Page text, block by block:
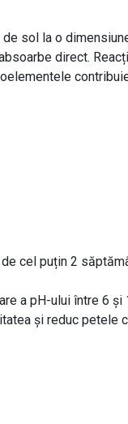
sol la o
direct.
cel puțin 2
a pH-ului între 6
și reduc petele